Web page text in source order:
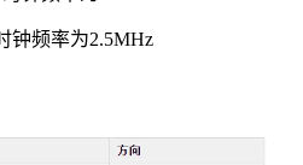
钟频率为2.5MHz